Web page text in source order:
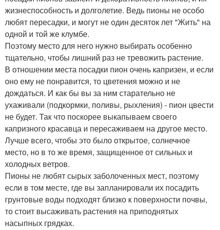
жизнеспособность и долголетие. Ведь пионы не особо
любят пересадки, и могут не один десяток лет "Жить" на
одной и той же клумбе.
Поэтому место для него нужно выбирать особенно
тщательно, чтобы лишний раз не тревожить растение.
В отношении места посадки пион очень капризен, и если
оно ему не понравится, то цветения можно и не
дождаться. И как бы вы за ним старательно не
ухаживали (подкормки, поливы, рыхления) - пион цвести
не будет. Так что поскорее выкапываем своего
капризного красавца и пересаживаем на другое место.
Лучше всего, чтобы это было открытое, солнечное
место, но в то же время, защищенное от сильных и
холодных ветров.
Пионы не любят сырых заболоченных мест, поэтому
если в том месте, где вы запланировали их посадить
грунтовые воды подходят близко к поверхности почвы,
то стоит высаживать растения на приподнятых
насыпных грядках.